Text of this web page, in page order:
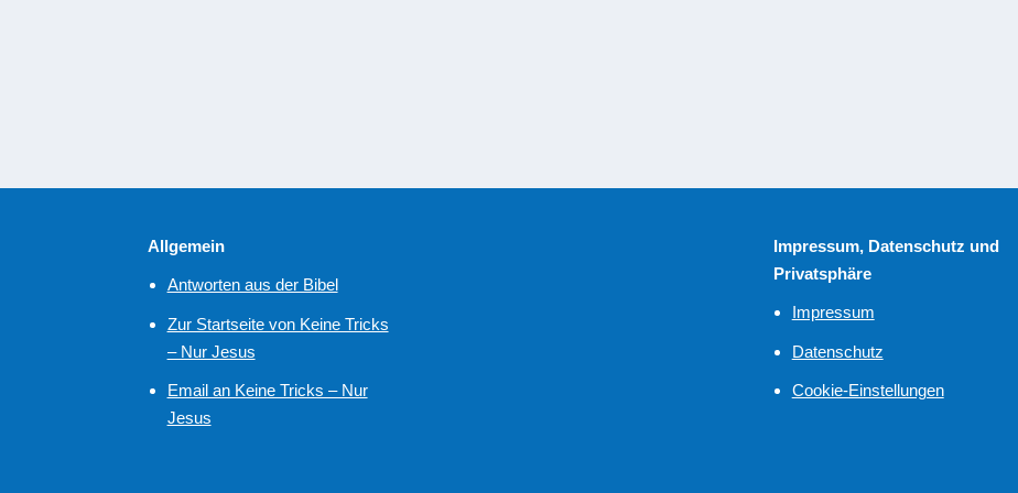
Allgemein
Antworten aus der Bibel
Zur Startseite von Keine Tricks
– Nur Jesus
Email an Keine Tricks – Nur
Jesus
Impressum, Datenschutz und
Privatsphäre
Impressum
Datenschutz
Cookie-Einstellungen